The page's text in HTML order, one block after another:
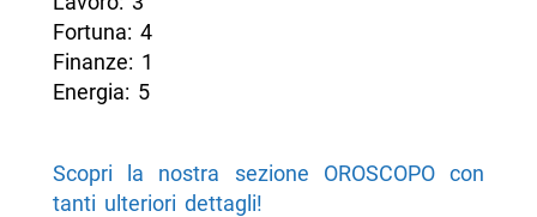
Fortuna: 4
Finanze: 1
Energia: 5
Scopri la nostra sezione OROSCOPO con
tanti ulteriori dettagli!